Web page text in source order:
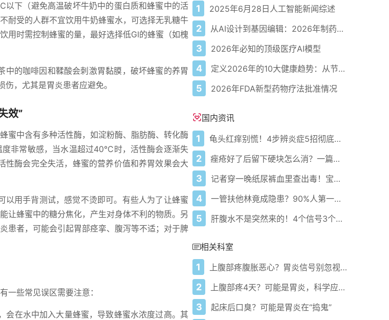
下（避免高温破坏牛奶中的蛋白质和蜂蜜中的活
耐受的人群不宜饮用牛奶蜂蜜水，可选择无乳糖牛
用时需控制蜂蜜的量，最好选择低GI的蜂蜜（如槐
的咖啡因和鞣酸会刺激胃黏膜，破坏蜂蜜的养胃
，尤其是胃炎患者应避免。
效”
蜜中含有多种活性酶，如淀粉酶、脂肪酶、转化酶
非常敏感，当水温超过40℃时，活性酶会逐渐失
酶会完全失活，蜂蜜的营养价值和养胃效果会大
用手背测试，感觉不烫即可。有些人为了让蜂蜜
让蜂蜜中的糖分焦化，产生对身体不利的物质。另
患者，可能会引起胃部痉挛、腹泻等不适；对于脾
一些常见误区需要注意：
会在水中加入大量蜂蜜，导致蜂蜜水浓度过高。其
1 2025年6月28日人工智能新闻综述
2 从AI设计到基因编辑：2026年制药领域重大突破
3 2026年必知的顶级医疗AI模型
4 定义2026年的10大健康趋势：从节律健康到冷热交替疗法
5 2026年FDA新型药物疗法批准情况
国内资讯
1 龟头红痒别慌！4步辨炎症5招彻底防复发
2 痤疮好了后留下硬块怎么消？一篇给你讲明白！
3 记者穿一晚纸尿裤血里查出毒！宝宝血液浓度竟是成人的5倍？
4 一管扶他林竟成隐患？90%人第一步就错了！
5 肝腹水不是突然来的！4个信号3个管理要点别等肚子鼓起来
相关科室
1 上腹部疼腹胀恶心？胃炎信号别忽视，科学应对护胃
2 上腹部疼4天？可能是胃炎，科学应对缓解不适
3 起床后口臭？可能是胃炎在“捣鬼”